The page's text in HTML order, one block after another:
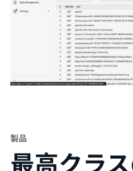
製品
最高クラ